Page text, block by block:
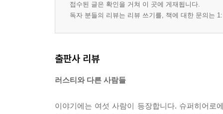
접수된 글은 확인을 거쳐 이 곳에 게재됩니다.
독자 분들의 리뷰는 리뷰 쓰기를, 책에 대한 문의는
출판사 리뷰
러스티와 다른 사람들
이야기에는 여섯 사람이 등장합니다. 슈퍼히어로